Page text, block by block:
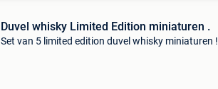
Duvel whisky Limited Edition miniaturen .
Set van 5 limited edition duvel whisky miniaturen !